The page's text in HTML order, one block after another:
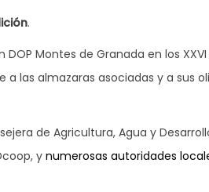
.
Montes de Granada en los
las almazaras asociadas y a sus
de Agricultura, Agua y
y numerosas autoridades